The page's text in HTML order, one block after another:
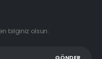
bilginiz olsun: